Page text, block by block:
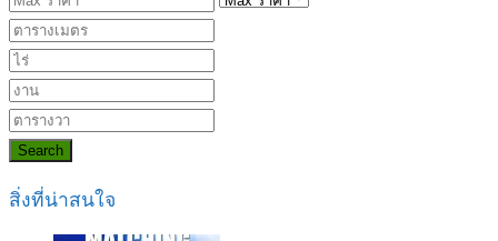
Search
สิ่งที่น่าสนใจ